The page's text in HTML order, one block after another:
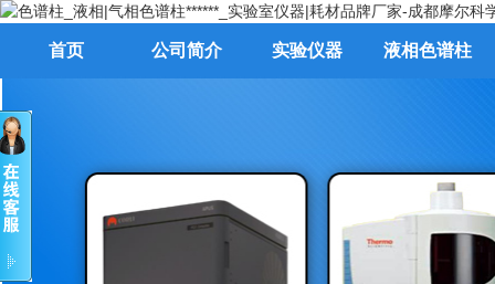
首页 公司简介 实验仪器 液相色谱柱